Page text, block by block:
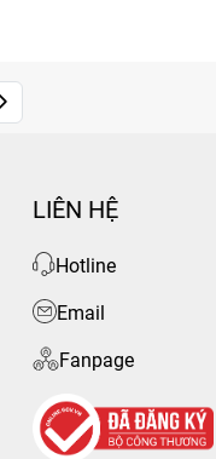
LIÊN HỆ
Hotline
Email
Fanpage